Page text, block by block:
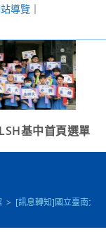
導覽｜
基中首頁選單
> [訊息轉知]國立臺南大